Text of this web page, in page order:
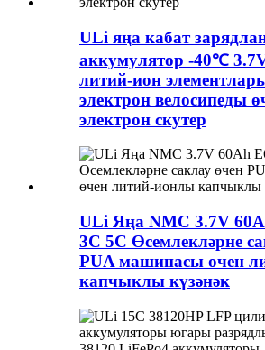
ULi яңа кабат
аккумулятор -40℃
литий-ион
электрон велосипеды
электрон скутер
ULi Яңа NMC 3.7V
3C 5C Өсемлекләрне
PUA машинасы өчен
капчыклы күзәнәк